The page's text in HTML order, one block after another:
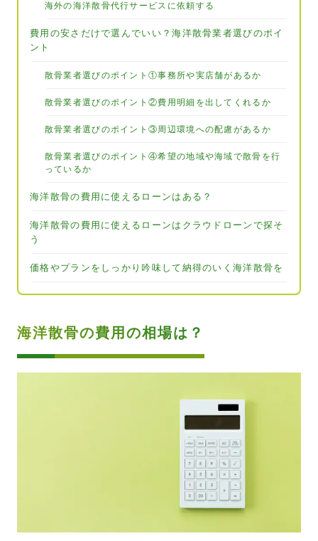
海外の海洋散骨代行サービスに依頼する
費用の安さだけで選んでいい？海洋散骨業者選びのポイ
ント
散骨業者選びのポイント①事務所や実店舗があるか
散骨業者選びのポイント②費用明細を出してくれるか
散骨業者選びのポイント③周辺環境への配慮があるか
散骨業者選びのポイント④希望の地域や海域で散骨を行
っているか
海洋散骨の費用に使えるローンはある？
海洋散骨の費用に使えるローンはクラウドローンで探そ
う
価格やプランをしっかり吟味して納得のいく海洋散骨を
海洋散骨の費用の相場は？